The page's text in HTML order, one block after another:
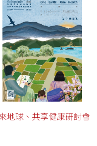
地球、共享健康研討會